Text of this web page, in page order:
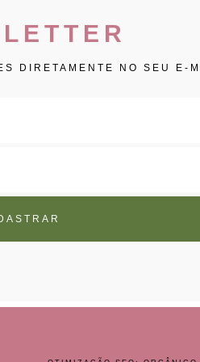
DIRETAMENTE NO SEU E-